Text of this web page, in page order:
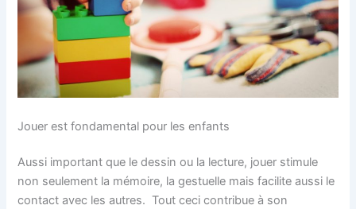
Jouer est fondamental pour les enfants
Aussi important que le dessin ou la lecture, jouer stimule
non seulement la mémoire, la gestuelle mais facilite aussi le
contact avec les autres. Tout ceci contribue à son